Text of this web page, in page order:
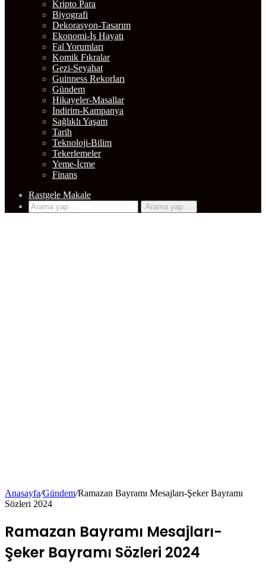
Kripto Para
Biyografi
Dekorasyon-Tasarım
Ekonomi-İş Hayatı
Fal Yorumları
Komik Fıkralar
Gezi-Seyahat
Guinness Rekorları
Gündem
Hikayeler-Masallar
İndirim-Kampanya
Sağlıklı Yaşam
Tarih
Teknoloji-Bilim
Tekerlemeler
Yeme-İçme
Finans
Rastgele Makale
Arama yap ...
Anasayfa/Gündem/Ramazan Bayramı Mesajları-Şeker Bayramı
Sözleri 2024
Ramazan Bayramı Mesajları-
Şeker Bayramı Sözleri 2024